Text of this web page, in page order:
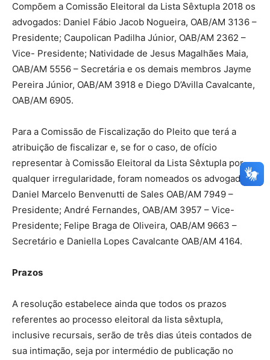
Compõem a Comissão Eleitoral da Lista Sêxtupla 2018 os
advogados: Daniel Fábio Jacob Nogueira, OAB/AM 3136 –
Presidente; Caupolican Padilha Júnior, OAB/AM 2362 –
Vice- Presidente; Natividade de Jesus Magalhães Maia,
OAB/AM 5556 – Secretária e os demais membros Jayme
Pereira Júnior, OAB/AM 3918 e Diego D’Avilla Cavalcante,
OAB/AM 6905.
Para a Comissão de Fiscalização do Pleito que terá a
atribuição de fiscalizar e, se for o caso, de ofício
representar à Comissão Eleitoral da Lista Sêxtupla por
qualquer irregularidade, foram nomeados os advogados:
Daniel Marcelo Benvenutti de Sales OAB/AM 7949 –
Presidente; André Fernandes, OAB/AM 3957 – Vice-
Presidente; Felipe Braga de Oliveira, OAB/AM 9663 –
Secretário e Daniella Lopes Cavalcante OAB/AM 4164.
Prazos
A resolução estabelece ainda que todos os prazos
referentes ao processo eleitoral da lista sêxtupla,
inclusive recursais, serão de três dias úteis contados de
sua intimação, seja por intermédio de publicação no